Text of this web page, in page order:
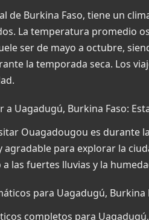
de Burkina Faso, tiene un
La temperatura promedio
ser de mayo a octubre,
la temporada seca. Los
a Uagadugú, Burkina Faso:
Ouagadougou es durante
agradable para explorar la
las fuertes lluvias y la
para Uagadugú, Burkina
completos para